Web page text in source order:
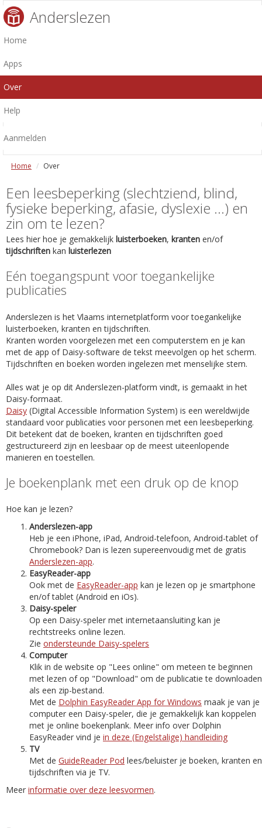
Anderslezen
Home
Apps
Over
Help
Aanmelden
Home Over
Een leesbeperking (slechtziend, blind,
fysieke beperking, afasie, dyslexie ...) en
zin om te lezen?
Lees hier hoe je gemakkelijk luisterboeken, kranten en/of
tijdschriften kan luisterlezen
Eén toegangspunt voor toegankelijke
publicaties
Anderslezen is het Vlaams internetplatform voor toegankelijke
luisterboeken, kranten en tijdschriften.
Kranten worden voorgelezen met een computerstem en je kan
met de app of Daisy-software de tekst meevolgen op het scherm.
Tijdschriften en boeken worden ingelezen met menselijke stem.
Alles wat je op dit Anderslezen-platform vindt, is gemaakt in het
Daisy-formaat.
Daisy (Digital Accessible Information System) is een wereldwijde
standaard voor publicaties voor personen met een leesbeperking.
Dit betekent dat de boeken, kranten en tijdschriften goed
gestructureerd zijn en leesbaar op de meest uiteenlopende
manieren en toestellen.
Je boekenplank met een druk op de knop
Hoe kan je lezen?
Anderslezen-app
Heb je een iPhone, iPad, Android-telefoon, Android-tablet of
Chromebook? Dan is lezen supereenvoudig met de gratis
Anderslezen-app.
EasyReader-app
Ook met de EasyReader-app kan je lezen op je smartphone
en/of tablet (Android en iOs).
Daisy-speler
Op een Daisy-speler met internetaansluiting kan je
rechtstreeks online lezen.
Zie ondersteunde Daisy-spelers
Computer
Klik in de website op "Lees online" om meteen te beginnen
met lezen of op "Download" om de publicatie te downloaden
als een zip-bestand.
Met de Dolphin EasyReader App for Windows maak je van je
computer een Daisy-speler, die je gemakkelijk kan koppelen
met je online boekenplank. Meer info over Dolphin
EasyReader vind je in deze (Engelstalige) handleiding
TV
Met de GuideReader Pod lees/beluister je boeken, kranten en
tijdschriften via je TV.
Meer informatie over deze leesvormen.